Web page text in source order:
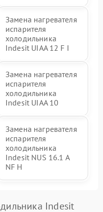
Замена нагревателя
испарителя
холодильника
Indesit UIAA 12 F I
Замена нагревателя
испарителя
холодильника
Indesit UIAA 10
Замена нагревателя
испарителя
холодильника
Indesit NUS 16.1 A
NF H
Indesit